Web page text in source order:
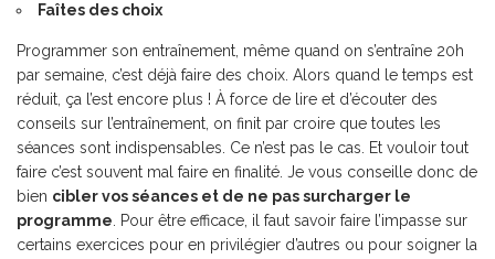
Faîtes des choix
Programmer son entraînement, même quand on s’entraîne 20h
par semaine, c’est déjà faire des choix. Alors quand le temps est
réduit, ça l’est encore plus ! À force de lire et d’écouter des
conseils sur l’entraînement, on finit par croire que toutes les
séances sont indispensables. Ce n’est pas le cas. Et vouloir tout
faire c’est souvent mal faire en finalité. Je vous conseille donc de
bien cibler vos séances et de ne pas surcharger le
programme . Pour être efficace, il faut savoir faire l’impasse sur
certains exercices pour en privilégier d’autres ou pour soigner la